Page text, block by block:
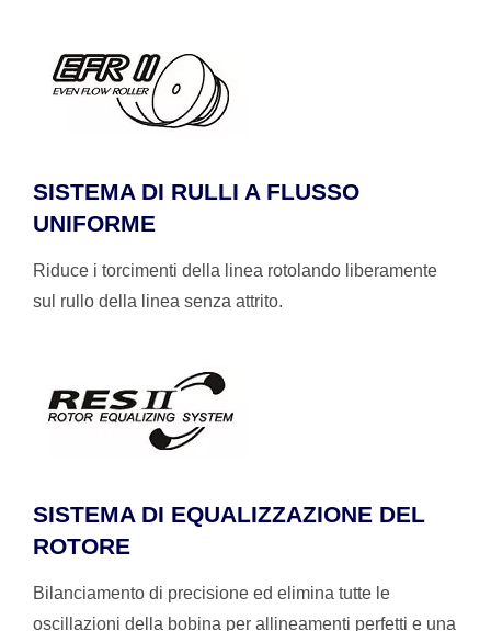
SISTEMA DI RULLI A FLUSSO
UNIFORME
Riduce i torcimenti della linea rotolando liberamente
sul rullo della linea senza attrito.
SISTEMA DI EQUALIZZAZIONE DEL
ROTORE
Bilanciamento di precisione ed elimina tutte le
oscillazioni della bobina per allineamenti perfetti e una